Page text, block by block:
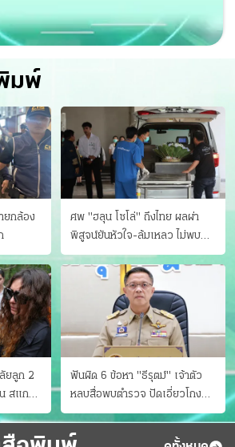
มพ์
ยกล้อง
ศพ "ฮลุน โซโล่" ถึงไทย ผลผ่า
พิสูจน์ยันหัวใจ-ล้มเหลว ไม่พบ
บาดแผล
ยลูก 2
สแกน
ฟันผิด 6 ข้อหา "ธีรุตม์" เจ้าตัว
หลบสื่อพบตำรวจ ปัดเอี่ยวโกง
สอบท้องถิ่น จ่อบี้รํ่ารวยมากปกติ